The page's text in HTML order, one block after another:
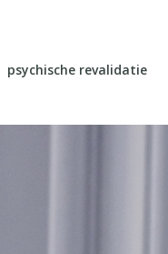
psychische revalidatie